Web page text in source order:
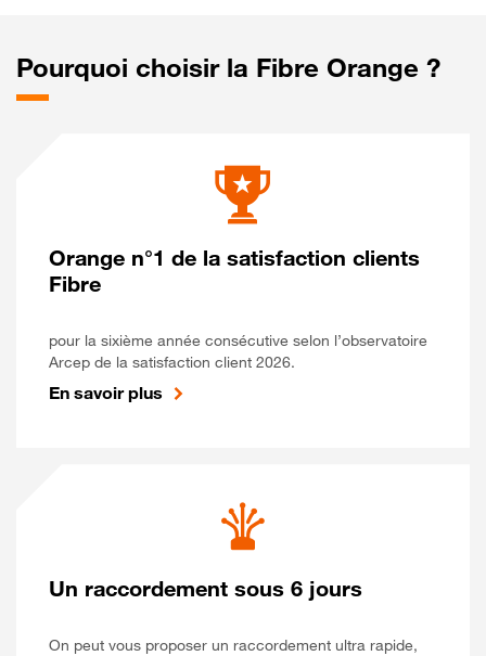
Pourquoi choisir la Fibre Orange ?
Orange n°1 de la satisfaction clients
Fibre
pour la sixième année consécutive selon l’observatoire
Arcep de la satisfaction client 2026.
En savoir plus
Un raccordement sous 6 jours
On peut vous proposer un raccordement ultra rapide,